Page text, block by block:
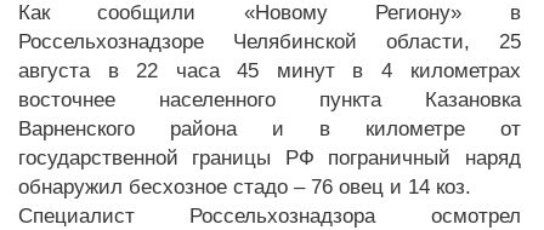
Как сообщили «Новому Региону» в
Россельхознадзоре Челябинской области, 25
августа в 22 часа 45 минут в 4 километрах
восточнее населенного пункта Казановка
Варненского района и в километре от
государственной границы РФ пограничный наряд
обнаружил бесхозное стадо – 76 овец и 14 коз.
Специалист Россельхознадзора осмотрел